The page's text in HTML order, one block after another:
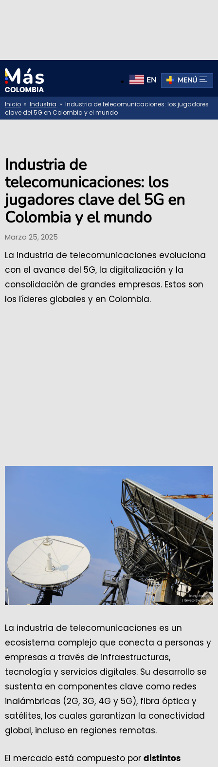
EN MENÚ
Inicio » Industria » Industria de telecomunicaciones: los jugadores
clave del 5G en Colombia y el mundo
Industria de
telecomunicaciones: los
jugadores clave del 5G en
Colombia y el mundo
Marzo 25, 2025
La industria de telecomunicaciones evoluciona
con el avance del 5G, la digitalización y la
consolidación de grandes empresas. Estos son
los líderes globales y en Colombia.
La industria de telecomunicaciones es un
ecosistema complejo que conecta a personas y
empresas a través de infraestructuras,
tecnología y servicios digitales. Su desarrollo se
sustenta en componentes clave como redes
inalámbricas (2G, 3G, 4G y 5G), fibra óptica y
satélites, los cuales garantizan la conectividad
global, incluso en regiones remotas.
El mercado está compuesto por distintos